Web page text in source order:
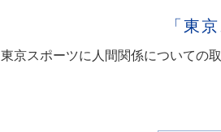
「東
東京スポーツに人間関係についての